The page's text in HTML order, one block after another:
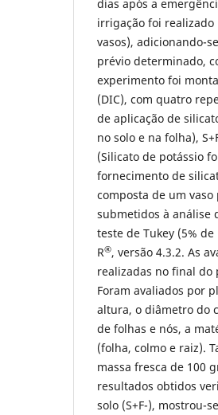
dias após a
irrigação foi
vasos), adicionando-
prévio determinado,
experimento foi
(DIC), com quatro
de aplicação de
no solo e na folha),
(Silicato de potássio
fornecimento de
composta de um
submetidos à análise
teste de Tukey (5%
R®, versão 4.3.2. As
realizadas no final do
Foram avaliados por
altura, o diâmetro do
de folhas e nós, a
(folha, colmo e raiz).
massa fresca de 100
resultados obtidos
solo (S+F-), mostrou-